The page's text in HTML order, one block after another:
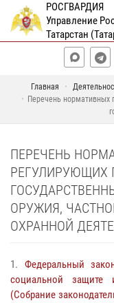
РОСГВАРДИЯ
Управление
Татарстан
Главная
Перечень нормативных
ПЕРЕЧЕНЬ
РЕГУЛИРУЮЩИХ
ОРУЖИЯ,
ОХРАННОЙ
1. Федеральный
социальной защите
(Собрание